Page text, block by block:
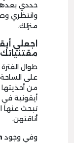
حددي
وانتظري
منزلك.
اجعلي
طوال
على
من أحذيتها
أيقونية
تبحث عنها
أناقتهن.
وفي وجود